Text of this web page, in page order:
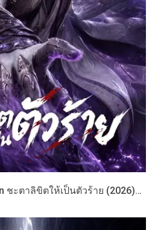
ชะตาลิขิตให้เป็นตัวร้าย (2026)…